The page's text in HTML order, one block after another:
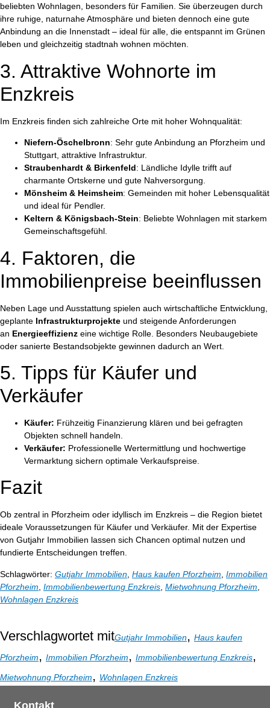
beliebten Wohnlagen, besonders für Familien. Sie überzeugen durch
ihre ruhige, naturnahe Atmosphäre und bieten dennoch eine gute
Anbindung an die Innenstadt – ideal für alle, die entspannt im Grünen
leben und gleichzeitig stadtnah wohnen möchten.
3. Attraktive Wohnorte im
Enzkreis
Im Enzkreis finden sich zahlreiche Orte mit hoher Wohnqualität:
Niefern-Öschelbronn: Sehr gute Anbindung an Pforzheim und
Stuttgart, attraktive Infrastruktur.
Straubenhardt & Birkenfeld: Ländliche Idylle trifft auf
charmante Ortskerne und gute Nahversorgung.
Mönsheim & Heimsheim: Gemeinden mit hoher Lebensqualität
und ideal für Pendler.
Keltern & Königsbach-Stein: Beliebte Wohnlagen mit starkem
Gemeinschaftsgefühl.
4. Faktoren, die
Immobilienpreise beeinflussen
Neben Lage und Ausstattung spielen auch wirtschaftliche Entwicklung,
geplante Infrastrukturprojekte und steigende Anforderungen
an Energieeffizienz eine wichtige Rolle. Besonders Neubaugebiete
oder sanierte Bestandsobjekte gewinnen dadurch an Wert.
5. Tipps für Käufer und
Verkäufer
Käufer: Frühzeitig Finanzierung klären und bei gefragten
Objekten schnell handeln.
Verkäufer: Professionelle Wertermittlung und hochwertige
Vermarktung sichern optimale Verkaufspreise.
Fazit
Ob zentral in Pforzheim oder idyllisch im Enzkreis – die Region bietet
ideale Voraussetzungen für Käufer und Verkäufer. Mit der Expertise
von Gutjahr Immobilien lassen sich Chancen optimal nutzen und
fundierte Entscheidungen treffen.
Schlagwörter: Gutjahr Immobilien Haus kaufen Pforzheim Immobilien
Pforzheim Immobilienbewertung Enzkreis Mietwohnung Pforzheim
Wohnlagen Enzkreis
Verschlagwortet mitGutjahr Immobilien, Haus kaufen
Pforzheim, Immobilien Pforzheim, Immobilienbewertung Enzkreis,
Mietwohnung Pforzheim, Wohnlagen Enzkreis